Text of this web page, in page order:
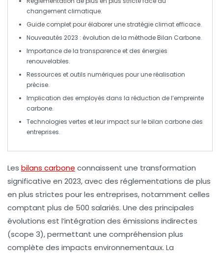
changement climatique.
Guide complet pour élaborer une stratégie climat efficace.
Nouveautés 2023 : évolution de la méthodeBilan Carbone.
Importance de la transparence et des énergies
renouvelables.
Ressources et outils numériques pour uneréalisation
précise.
Implication des employés dans la réduction de l’empreinte
carbone.
Technologies vertes et leur impact sur le bilan carbone des
entreprises.
Les bilans carbone connaissent une transformation
significative en 2023, avec des réglementations de plus
en plus strictes pour les entreprises, notamment celles
comptant plus de 500 salariés. Une des principales
évolutions est l’intégration des émissions indirectes
(scope 3), permettant une compréhension plus
complète des impacts environnementaux. La